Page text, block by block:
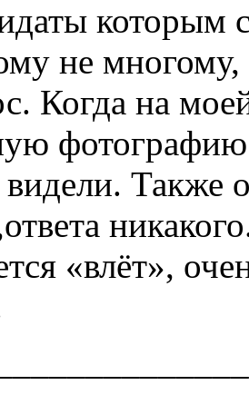
которым
не
Когда на
видели. Также
«влёт»,